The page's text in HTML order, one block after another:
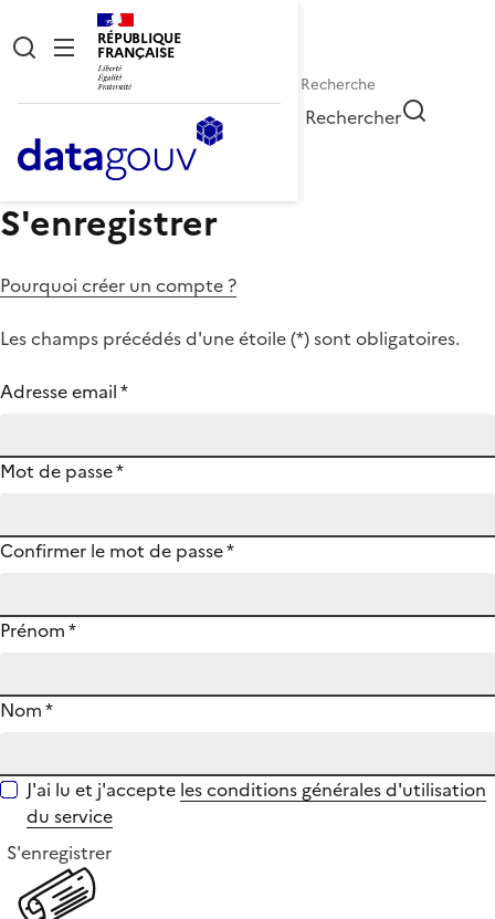
RÉPUBLIQUE
FRANÇAISE
Rechercher
S'enregistrer
Pourquoi créer un compte ?
Les champs précédés d'une étoile (*) sont obligatoires.
Adresse email*
Mot de passe*
Confirmer le mot de passe*
Prénom*
Nom*
J'ai lu et j'accepte les conditions générales d'utilisation
du service
S'enregistrer